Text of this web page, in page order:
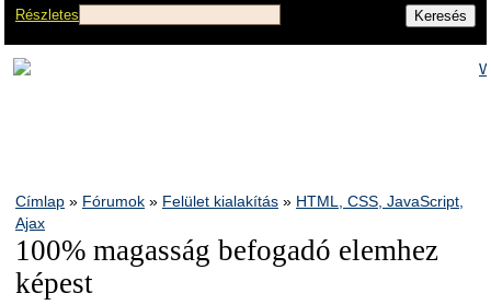
Részletes
Címlap » Fórumok » Felület kialakítás » HTML, CSS, JavaScript,
Ajax
100% magasság befogadó elemhez
képest